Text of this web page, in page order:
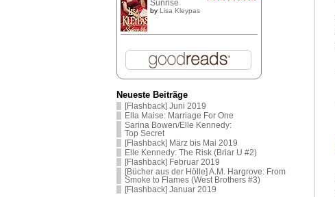
Sunrise
by Lisa Kleypas
Neueste Beiträge
[Flashback] Juni 2019
Ella Maise: Marriage For One
Sarina Bowen/Elle Kennedy:
Top Secret
[Flashback] März bis Mai 2019
Elle Kennedy: The Risk (Briar U #2)
[Flashback] Februar 2019
[Bücher aus der Hölle] A.M. Hargrove: From
Smoke to Flames (West Brothers #3)
[Flashback] Januar 2019